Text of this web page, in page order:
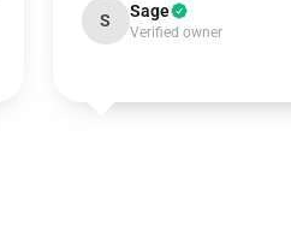
S Sage
Verified owner